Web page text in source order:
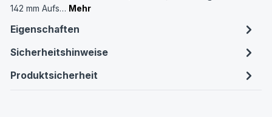
142 mm Aufs… Mehr
Eigenschaften
Sicherheitshinweise
Produktsicherheit